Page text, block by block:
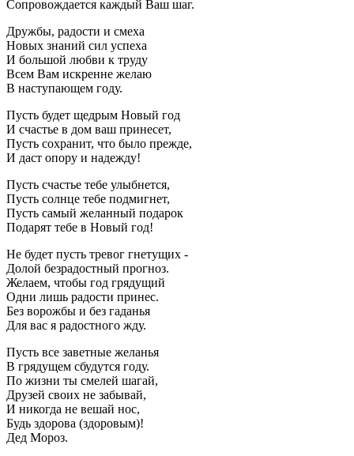
Сопровождается каждый Ваш шаг.
Дружбы, радости и смеха
Новых знаний сил успеха
И большой любви к труду
Всем Вам искренне желаю
В наступающем году.
Пусть будет щедрым Новый год
И счастье в дом ваш принесет,
Пусть сохранит, что было прежде,
И даст опору и надежду!
Пусть счастье тебе улыбнется,
Пусть солнце тебе подмигнет,
Пусть самый желанный подарок
Подарят тебе в Новый год!
Не будет пусть тревог гнетущих -
Долой безрадостный прогноз.
Желаем, чтобы год грядущий
Одни лишь радости принес.
Без ворожбы и без гаданья
Для вас я радостного жду.
Пусть все заветные желанья
В грядущем сбудутся году.
По жизни ты смелей шагай,
Друзей своих не забывай,
И никогда не вешай нос,
Будь здорова (здоровым)!
Дед Мороз.